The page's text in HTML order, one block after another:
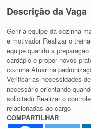
Descrição da Vaga
Gerir a equipe da cozinha
e motivador Realizar o
equipe quando a
cardápio e propor novos
cozinha Atuar na
Verificar as necessidades
necessário orientando
solicitado Realizar o
relacionadas ao cargo
COMPARTILHAR